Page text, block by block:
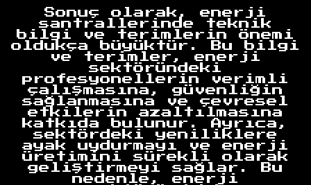
Sonuç olarak, enerji
santrallerinde teknik
bilgi ve terimlerin önemi
oldukça büyüktür. Bu bilgi
ve terimler, enerji
sektöründeki
profesyonellerin verimli
çalışmasına, güvenliğin
sağlanmasına ve çevresel
etkilerin azaltılmasına
katkıda bulunur. Ayrıca,
sektördeki yeniliklere
ayak uydurmayı ve enerji
üretimini sürekli olarak
geliştirmeyi sağlar. Bu
nedenle, enerji
Anasayfa